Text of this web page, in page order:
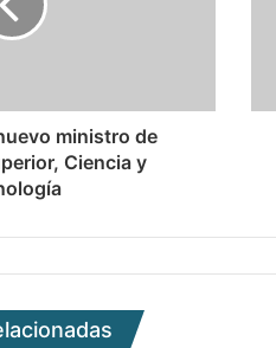
ministro de
Ciencia y